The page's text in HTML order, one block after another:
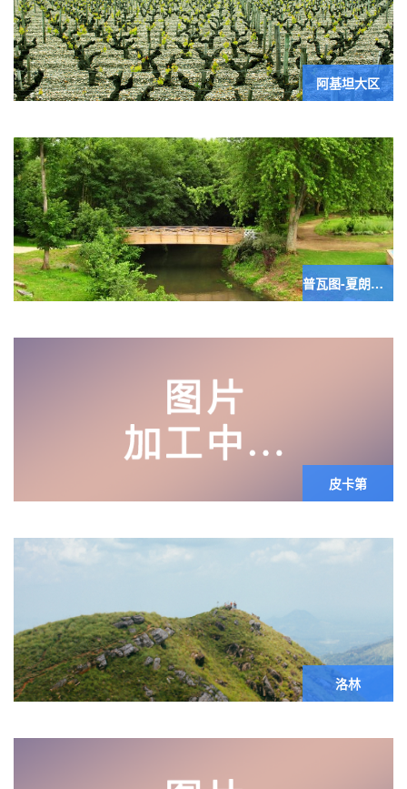
阿基坦大区
普瓦图-夏朗德和维埃纳
皮卡第
洛林